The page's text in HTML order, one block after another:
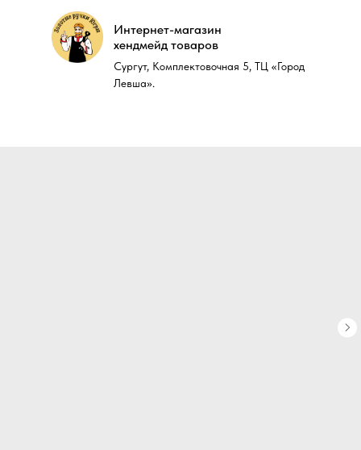
Интернет-магазин
хендмейд товаров
Сургут, Комплектовочная 5, ТЦ «Город
Левша».
Интернет-магазин
хендмейд товаров
Сургут, Комплектовочная 5, ТЦ «Город
Левша».